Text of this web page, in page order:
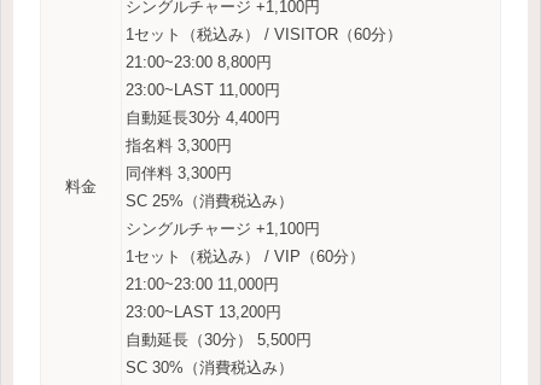
料金
シングルチャージ +1,100円
1セット（税込み） / VISITOR（60分）
21:00~23:00 8,800円
23:00~LAST 11,000円
自動延長30分 4,400円
指名料 3,300円
同伴料 3,300円
SC 25%（消費税込み）
シングルチャージ +1,100円
1セット（税込み） / VIP（60分）
21:00~23:00 11,000円
23:00~LAST 13,200円
自動延長（30分） 5,500円
SC 30%（消費税込み）